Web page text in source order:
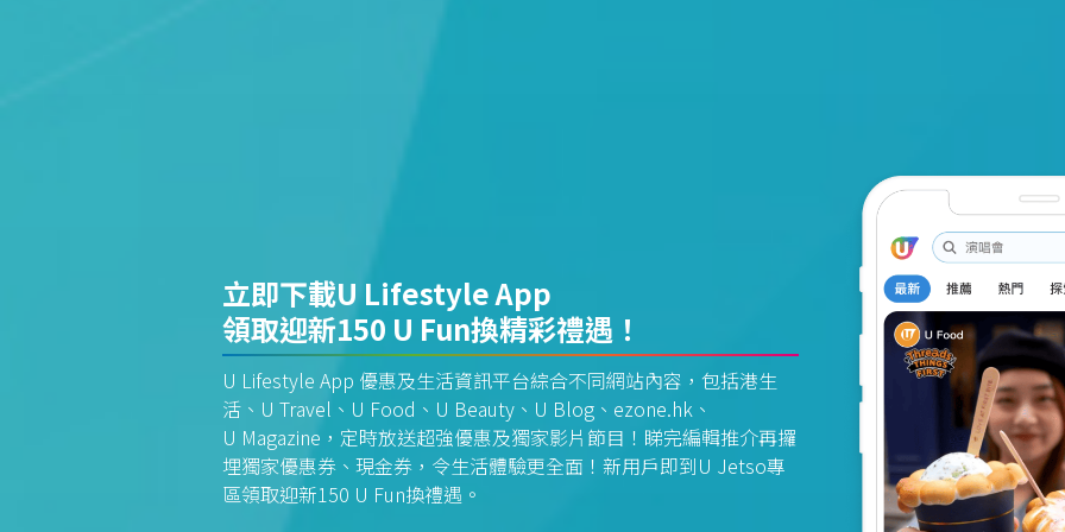
立即下載U Lifestyle App
領取迎新150 U Fun換精彩禮遇！
U Lifestyle App 優惠及生活資訊平台綜合不同網站內容，包括港生
活、U Travel、U Food、U Beauty、U Blog、ezone.hk、
U Magazine，定時放送超強優惠及獨家影片節目！睇完編輯推介再攞
埋獨家優惠券、現金券，令生活體驗更全面！新用戶即到U Jetso專
區領取迎新150 U Fun換禮遇。